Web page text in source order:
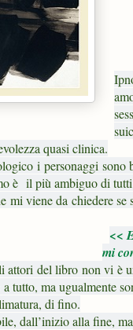
quasi clinica.
i personaggi
è il più ambiguo di
mi viene da chiedere
<<
mi
attori del libro non vi è
tutto, ma ugualmente
di fino.
dall’inizio alla fine,